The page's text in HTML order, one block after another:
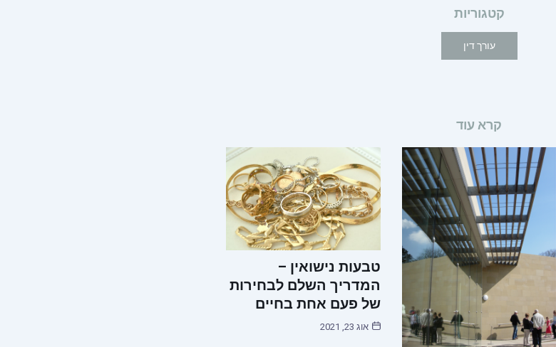
קטגוריות
עורך דין
קרא עוד
טבעות נישואין –
המדריך השלם לבחירות
של פעם אחת בחיים
אוג 23, 2021